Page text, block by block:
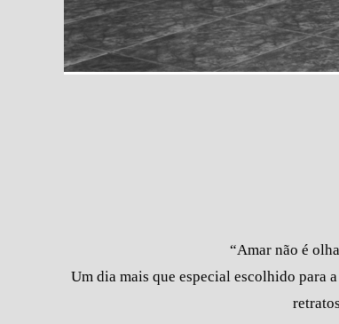
“Amar não é
Um dia mais que especial escolhido para